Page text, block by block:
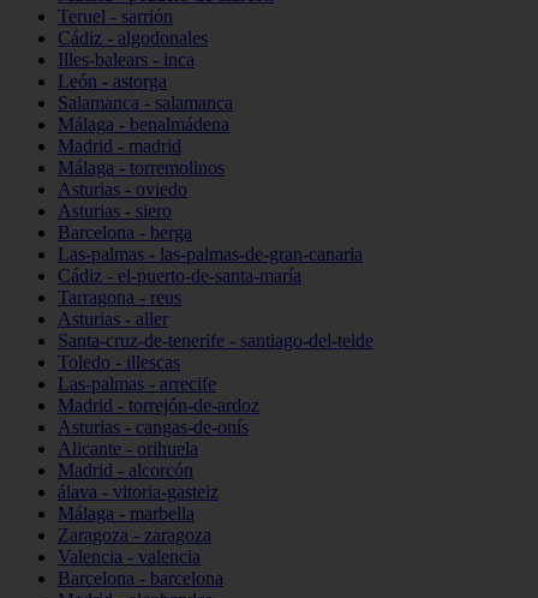
Teruel - sarrión
Cádiz - algodonales
Illes-balears - inca
León - astorga
Salamanca - salamanca
Málaga - benalmádena
Madrid - madrid
Málaga - torremolinos
Asturias - oviedo
Asturias - siero
Barcelona - berga
Las-palmas - las-palmas-de-gran-canaria
Cádiz - el-puerto-de-santa-maría
Tarragona - reus
Asturias - aller
Santa-cruz-de-tenerife - santiago-del-teide
Toledo - illescas
Las-palmas - arrecife
Madrid - torrejón-de-ardoz
Asturias - cangas-de-onís
Alicante - orihuela
Madrid - alcorcón
álava - vitoria-gasteiz
Málaga - marbella
Zaragoza - zaragoza
Valencia - valencia
Barcelona - barcelona